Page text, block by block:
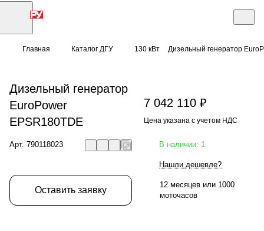
Главная Каталог ДГУ 130 кВт Дизельный генератор
Дизельный генератор
EuroPower
EPSR180TDE
Арт. 790118023
Оставить заявку
7 042 110 ₽
Цена указана с учетом НДС
В наличии: 1
Нашли дешевле?
12 месяцев или 1000
моточасов